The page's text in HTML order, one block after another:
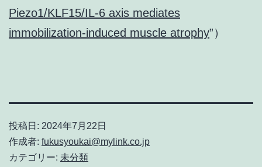
Piezo1/KLF15/IL-6 axis mediates
immobilization-induced muscle atrophy”）
投稿日: 2024年7月22日
作成者: fukusyoukai@mylink.co.jp
カテゴリー: 未分類